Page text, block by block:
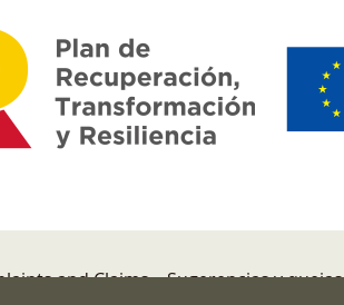
and Claims Sugerencias y quejas